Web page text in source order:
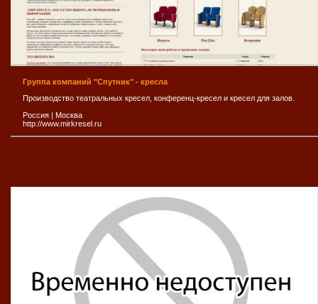
Группа компаний "Спутник" - кресла
Производство театральных кресел, конференц-кресел и кресел для залов.
Россия | Москва
http://www.mirkresel.ru